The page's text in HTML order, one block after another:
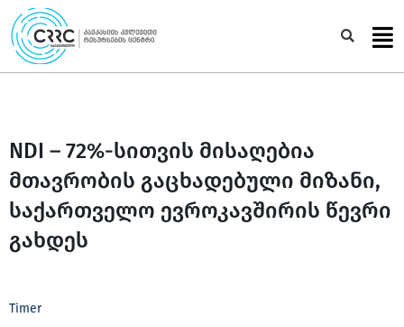
Skip
to
content
NDI – 72%-სითვის მისაღებია
მთავრობის გაცხადებული მიზანი,
საქართველო ევროკავშირის წევრი
გახდეს
Timer